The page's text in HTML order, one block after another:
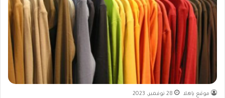
موقع ياهلا 28 نوفمبر، 2023